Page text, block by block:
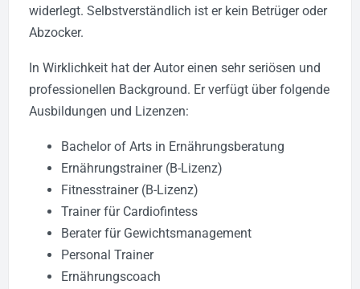
widerlegt. Selbstverständlich ist er kein Betrüger oder
Abzocker.
In Wirklichkeit hat der Autor einen sehr seriösen und
professionellen Background. Er verfügt über folgende
Ausbildungen und Lizenzen:
Bachelor of Arts in Ernährungsberatung
Ernährungstrainer (B-Lizenz)
Fitnesstrainer (B-Lizenz)
Trainer für Cardiofintess
Berater für Gewichtsmanagement
Personal Trainer
Ernährungscoach